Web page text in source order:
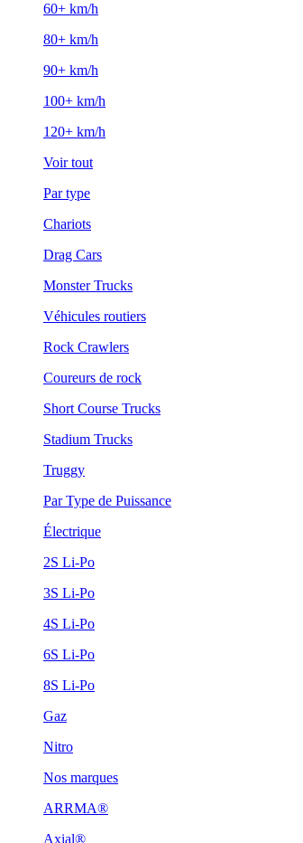
60+ km/h
80+ km/h
90+ km/h
100+ km/h
120+ km/h
Voir tout
Par type
Chariots
Drag Cars
Monster Trucks
Véhicules routiers
Rock Crawlers
Coureurs de rock
Short Course Trucks
Stadium Trucks
Truggy
Par Type de Puissance
Électrique
2S Li-Po
3S Li-Po
4S Li-Po
6S Li-Po
8S Li-Po
Gaz
Nitro
Nos marques
ARRMA®
Axial®